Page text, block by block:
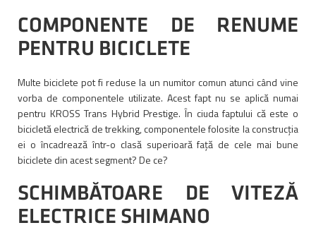
COMPONENTE DE RENUME
PENTRU BICICLETE
Multe biciclete pot fi reduse la un numitor comun atunci când vine
vorba de componentele utilizate. Acest fapt nu se aplică numai
pentru KROSS Trans Hybrid Prestige. În ciuda faptului că este o
bicicletă electrică de trekking, componentele folosite la construcția
ei o încadrează într-o clasă superioară față de cele mai bune
biciclete din acest segment? De ce?
SCHIMBĂTOARE DE VITEZĂ
ELECTRICE SHIMANO